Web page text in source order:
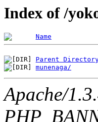
Index of /
Name
Parent
munenaga/
Apache/